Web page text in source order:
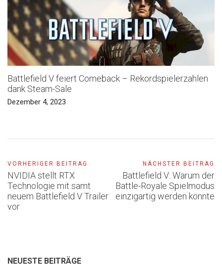
Battlefield V feiert Comeback – Rekordspielerzahlen
dank Steam-Sale
Dezember 4, 2023
VORHERIGER BEITRAG
NVIDIA stellt RTX
Technologie mit samt
neuem Battlefield V Trailer
vor
NÄCHSTER BEITRAG
Battlefield V: Warum der
Battle-Royale Spielmodus
einzigartig werden könnte
NEUESTE BEITRÄGE